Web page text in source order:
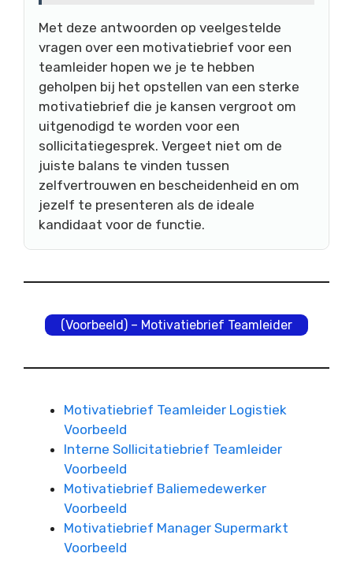
Met deze antwoorden op veelgestelde
vragen over een motivatiebrief voor een
teamleider hopen we je te hebben
geholpen bij het opstellen van een sterke
motivatiebrief die je kansen vergroot om
uitgenodigd te worden voor een
sollicitatiegesprek. Vergeet niet om de
juiste balans te vinden tussen
zelfvertrouwen en bescheidenheid en om
jezelf te presenteren als de ideale
kandidaat voor de functie.
(Voorbeeld) – Motivatiebrief Teamleider
Motivatiebrief Teamleider Logistiek
Voorbeeld
Interne Sollicitatiebrief Teamleider
Voorbeeld
Motivatiebrief Baliemedewerker
Voorbeeld
Motivatiebrief Manager Supermarkt
Voorbeeld